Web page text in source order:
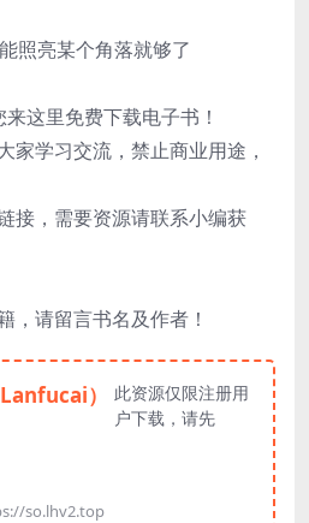
照亮某个角落就够了
这里免费下载电子书！
家学习交流，禁止商业用途，
接，需要资源请联系小编获
，请留言书名及作者！
）
此资源仅限注册用
户下载，请先
so.lhv2.top